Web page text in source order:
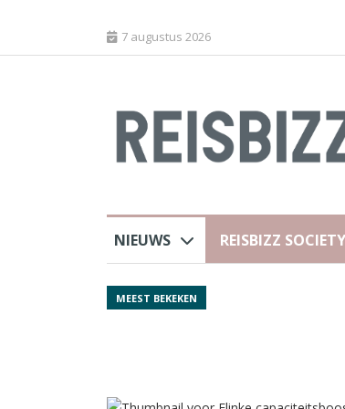
7 augustus 2026
NIEUWS REISBIZZ SOCIETY
MEEST BEKEKEN
Spaans